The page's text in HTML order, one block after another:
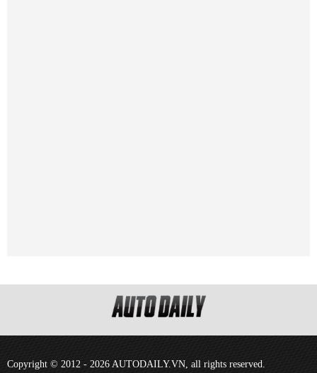
Copyright © 2012 - 2026 AUTODAILY.VN, all rights reserved.